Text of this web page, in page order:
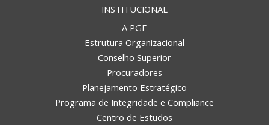
INSTITUCIONAL
A PGE
Estrutura Organizacional
Conselho Superior
Procuradores
Planejamento Estratégico
Programa de Integridade e Compliance
Centro de Estudos